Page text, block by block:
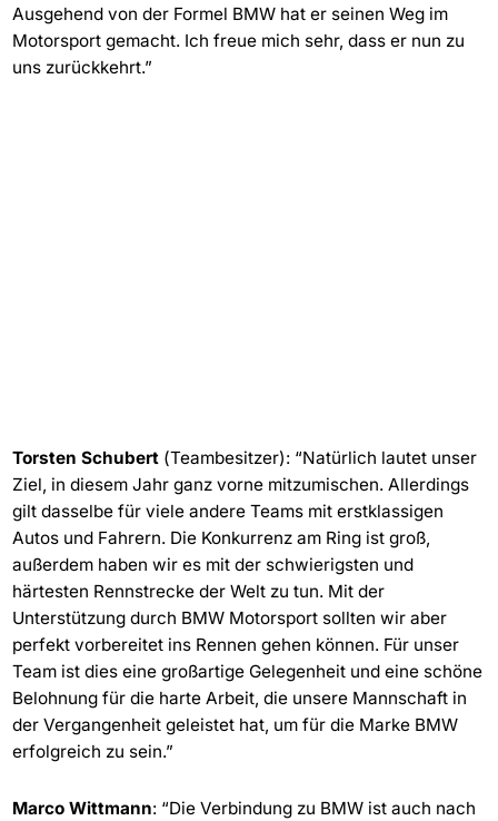
Ausgehend von der Formel BMW hat er seinen Weg im
Motorsport gemacht. Ich freue mich sehr, dass er nun zu
uns zurückkehrt.”
Torsten Schubert(Teambesitzer): “Natürlich lautet unser
Ziel, in diesem Jahr ganz vorne mitzumischen. Allerdings
gilt dasselbe für viele andere Teams mit erstklassigen
Autos und Fahrern. Die Konkurrenz am Ring ist groß,
außerdem haben wir es mit der schwierigsten und
härtesten Rennstrecke der Welt zu tun. Mit der
Unterstützung durch BMW Motorsport sollten wir aber
perfekt vorbereitet ins Rennen gehen können. Für unser
Team ist dies eine großartige Gelegenheit und eine schöne
Belohnung für die harte Arbeit, die unsere Mannschaft in
der Vergangenheit geleistet hat, um für die Marke BMW
erfolgreich zu sein.”
Marco Wittmann: “Die Verbindung zu BMW ist auch nach